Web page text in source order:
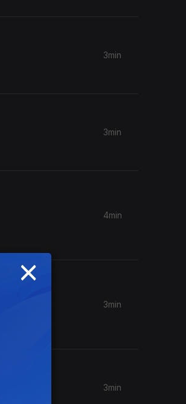
3min
3min
4min
3min
3min
×